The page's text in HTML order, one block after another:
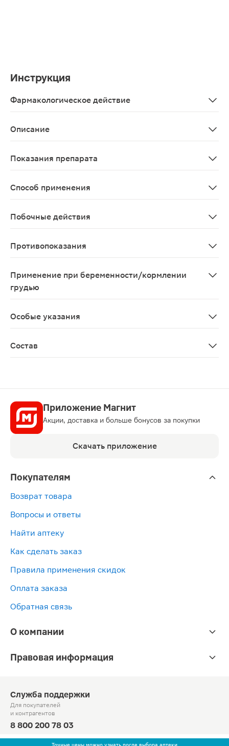
Точные цены можно узнать после выбора аптеки
Инструкция
Фармакологическое действие
Описание
Показания препарата
Способ применения
Побочные действия
Противопоказания
Применение при беременности/кормлении
грудью
Особые указания
Состав
Приложение Магнит
Акции, доставка и больше бонусов за покупки
Скачать приложение
Покупателям
Возврат товара
Вопросы и ответы
Найти аптеку
Как сделать заказ
Правила применения скидок
Оплата заказа
Обратная связь
О компании
Правовая информация
Служба поддержки
Для покупателей
и контрагентов
8 800 200 78 03
Круглосуточно, звонок по России бесплатный